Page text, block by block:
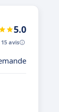
5.0
15 avis